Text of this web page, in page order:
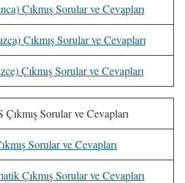
Çıkmış Sorular ve Cevapları
Çıkmış Sorular ve Cevapları
Çıkmış Sorular ve Cevapları
Sorular ve Cevapları
Sorular ve Cevapları
Çıkmış Sorular ve Cevapları